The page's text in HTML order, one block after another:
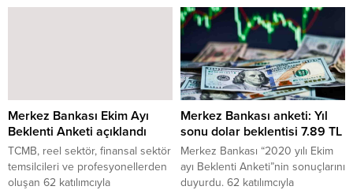
Merkez Bankası Ekim Ayı
Beklenti Anketi açıklandı
TCMB, reel sektör, finansal sektör
temsilcileri ve profesyonellerden
oluşan 62 katılımcıyla
Merkez Bankası anketi: Yıl
sonu dolar beklentisi 7.89 TL
Merkez Bankası “2020 yılı Ekim
ayı Beklenti Anketi”nin sonuçlarını
duyurdu. 62 katılımcıyla